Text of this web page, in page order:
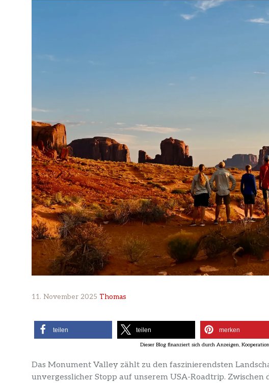
11. November 2025 Thomas
teilen teilen merken
Das Monument Valley zählt zu den faszinierendsten
unvergesslicher Stopp auf unserem USA-Roadtrip.